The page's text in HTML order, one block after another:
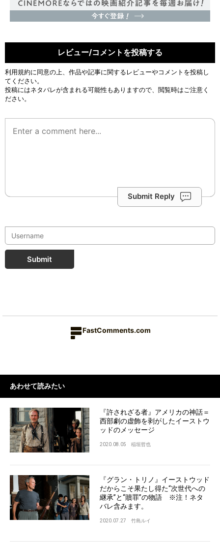
レビュー/コメントを投稿する
利用規約に同意の上、作品や記事に関するレビューやコメントを投稿し
てください。
投稿にはネタバレが含まれる可能性もありますので、閲覧時はご注意く
ださい。
Submit Reply
Submit
FastComments.com
あわせて読みたい
『許されざる者』アメリカの神話＝
西部劇の虚飾を剥がしたイーストウ
ッドのメッセージ
2020.08.05 稲垣哲也
『グラン・トリノ』イーストウッド
だからこそ果たし得た“次世代への
継承”と“贖罪”の物語 ※注！ネタ
バレ含みます。
2020.07.27 竹島ルイ